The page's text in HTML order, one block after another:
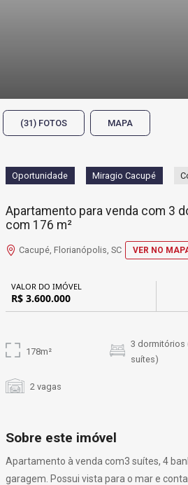
(31) FOTOS MAPA
Oportunidade Miragio Cacupé
Apartamento para venda com 3
com 176 m²
Cacupé, Florianópolis, SC VER NO
VALOR DO IMÓVEL
R$ 3.600.000
178m²
3 dormitórios
suítes)
2 vagas
Sobre este imóvel
Apartamento à venda com3 suítes, 4
garagem. Possui vista para o mar e